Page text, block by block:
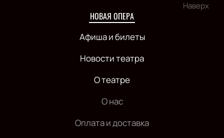
Наверх
НОВАЯ ОПЕРА
Афиша и билеты
Новости театра
О театре
О нас
Оплата и доставка